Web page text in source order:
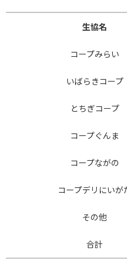
生協名
コープみらい
いばらきコープ
とちぎコープ
コープぐんま
コープながの
コープデリにいが
その他
合計